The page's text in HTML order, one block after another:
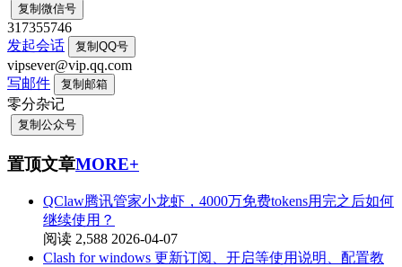
复制微信号
317355746
发起会话
复制QQ号
vipsever@vip.qq.com
写邮件
复制邮箱
零分杂记
复制公众号
置顶文章MORE+
QClaw腾讯管家小龙虾，4000万免费tokens用完之后如何
继续使用？
阅读 2,588 2026-04-07
Clash for windows 更新订阅、开启等使用说明、配置教